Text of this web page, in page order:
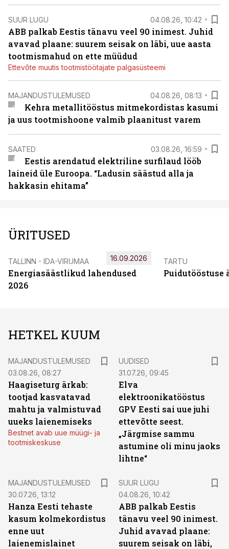
SUUR LUGU 04.08.26, 10:42
ABB palkab Eestis tänavu veel 90 inimest. Juhid
avavad plaane: suurem seisak on läbi, uue aasta
tootmismahud on ette müüdud
Ettevõte muutis tootmistöötajate palgasüsteemi
MAJANDUSTULEMUSED 04.08.26, 08:13
Kehra metallitööstus mitmekordistas kasumi
ja uus tootmishoone valmib plaanitust varem
SAATED 03.08.26, 16:59
Eestis arendatud elektriline surfilaud lööb
laineid üle Euroopa. “Ladusin säästud alla ja
hakkasin ehitama”
ÜRITUSED
TALLINN - IDA-VIRUMAA
Energiasäästlikud lahendused
2026
16.09.2026 TARTU
Puidutööstuse
HETKEL KUUM
MAJANDUSTULEMUSED
03.08.26, 08:27
Haagiseturg ärkab:
tootjad kasvatavad
mahtu ja valmistuvad
uueks laienemiseks
Bestnet avab uue müügi- ja
tootmiskeskuse
UUDISED
31.07.26, 09:45
Elva
elektroonikatööstus
GPV Eesti sai uue juhi
ettevõtte seest.
„Järgmise sammu
astumine oli minu jaoks
lihtne“
MAJANDUSTULEMUSED
30.07.26, 13:12
Hanza Eesti tehaste
kasum kolmekordistus
enne uut
laienemislainet
SUUR LUGU
04.08.26, 10:42
ABB palkab Eestis
tänavu veel 90 inimest.
Juhid avavad plaane:
suurem seisak on läbi,